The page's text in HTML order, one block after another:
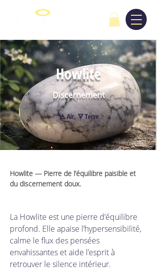
Howlite
Discernement
🜁 Air, 🜃 Terre
Howlite — Pierre de l’équilibre paisible et
du discernement doux.
La Howlite est une pierre d’équilibre
profond. Elle apaise l’hypersensibilité,
calme le flux des pensées
envahissantes et aide l’esprit à
retrouver le silence intérieur.